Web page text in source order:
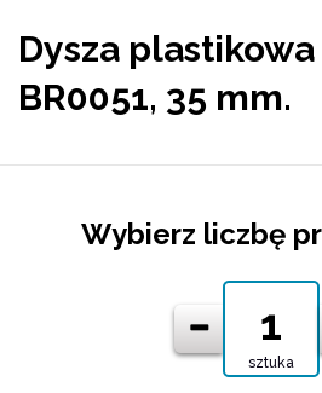
Dysza plastikowa
BR0051, 35 mm.
Wybierz liczbę
sztuka